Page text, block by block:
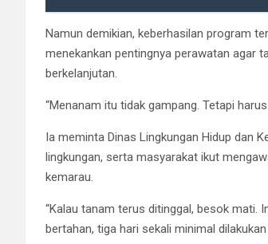
Namun demikian, keberhasilan program
menekankan pentingnya perawatan agar
berkelanjutan.
“Menanam itu tidak gampang. Tetapi
Ia meminta Dinas Lingkungan Hidup dan
lingkungan, serta masyarakat ikut
kemarau.
“Kalau tanam terus ditinggal, besok mati.
bertahan, tiga hari sekali minimal